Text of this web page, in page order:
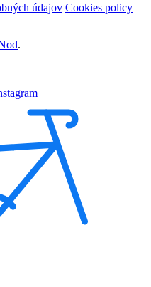
údajov Cookies policy
.